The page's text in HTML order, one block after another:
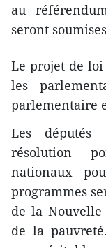
au
seront
​Le projet de
les
parlementaire
Les
résolution
nationaux
programmes
de la
de la